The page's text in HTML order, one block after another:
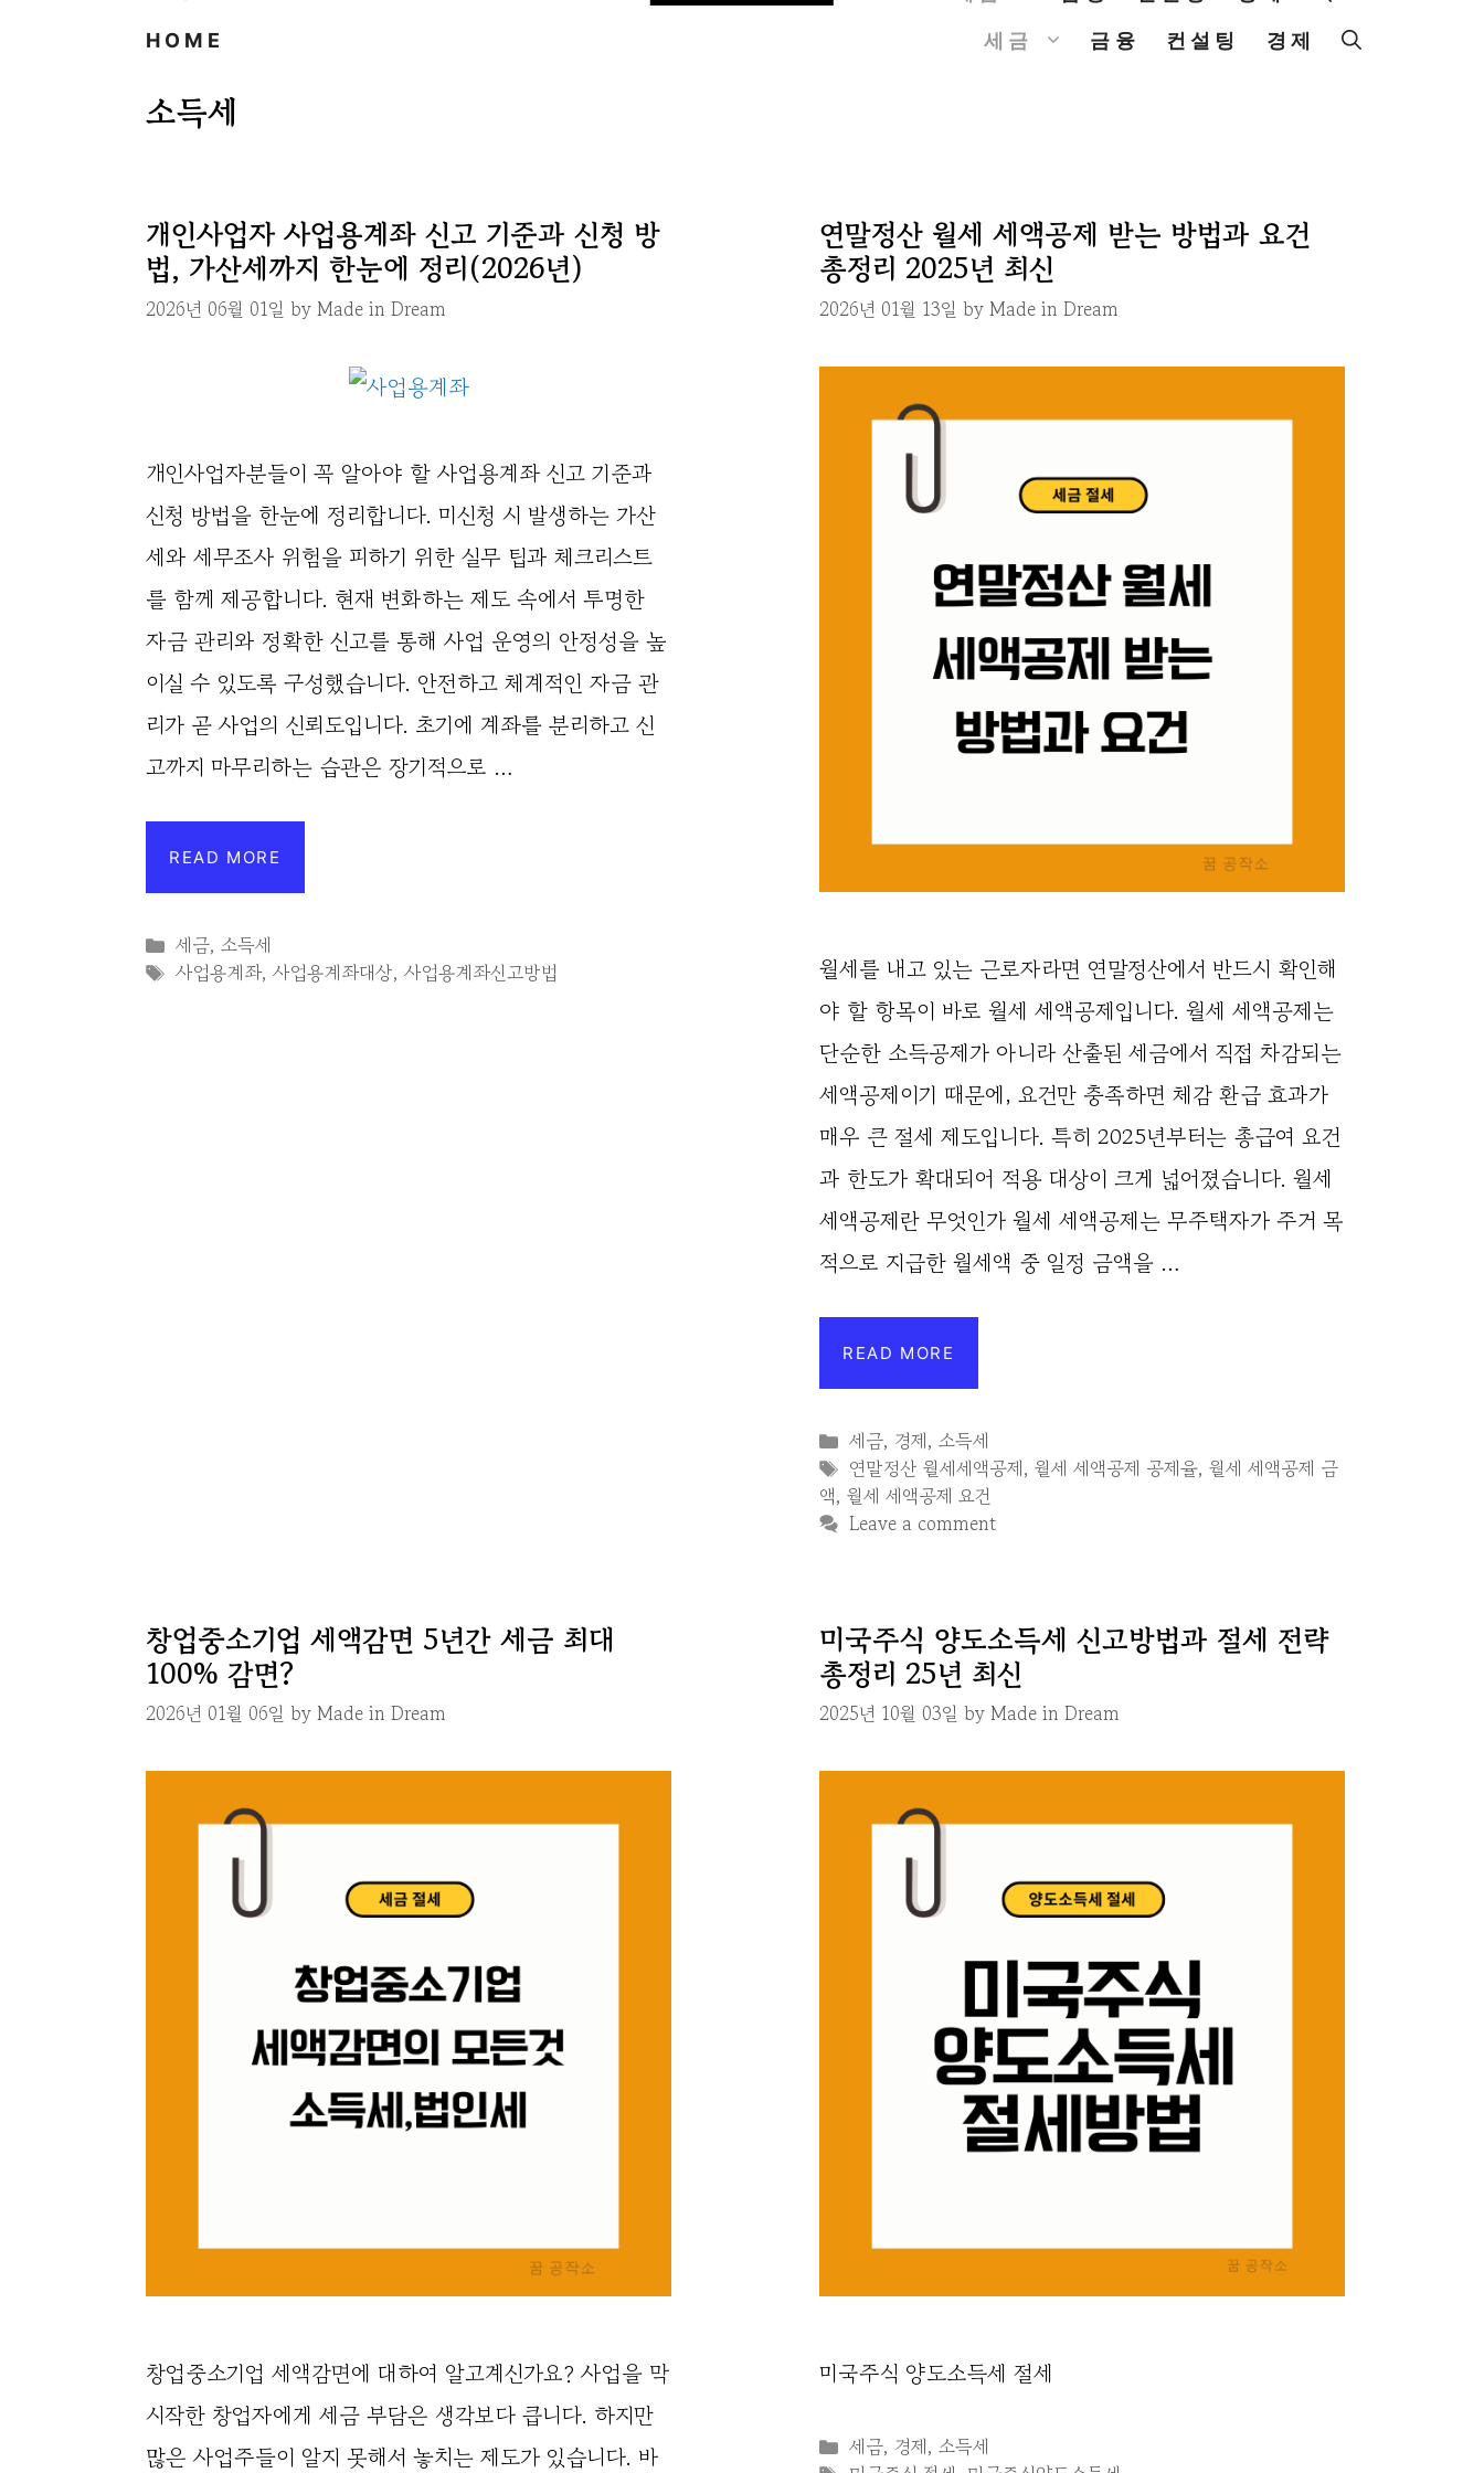
HOME 세금 금융 컨설팅 경제
소득세
개인사업자 사업용계좌 신고 기준과 신청 방
법, 가산세까지 한눈에 정리(2026년)
2026년 06월 01일 by Made in Dream
개인사업자분들이 꼭 알아야 할 사업용계좌 신고 기준과
신청 방법을 한눈에 정리합니다. 미신청 시 발생하는 가산
세와 세무조사 위험을 피하기 위한 실무 팁과 체크리스트
를 함께 제공합니다. 현재 변화하는 제도 속에서 투명한
자금 관리와 정확한 신고를 통해 사업 운영의 안정성을 높
이실 수 있도록 구성했습니다. 안전하고 체계적인 자금 관
리가 곧 사업의 신뢰도입니다. 초기에 계좌를 분리하고 신
고까지 마무리하는 습관은 장기적으로 …
READ MORE
Categories
세금,소득세
Tags
사업용계좌,사업용계좌대상,사업용계좌신고방법
연말정산 월세 세액공제 받는 방법과 요건
총정리 2025년 최신
2026년 01월 13일 by Made in Dream
월세를 내고 있는 근로자라면 연말정산에서 반드시 확인해
야 할 항목이 바로 월세 세액공제입니다. 월세 세액공제는
단순한 소득공제가 아니라 산출된 세금에서 직접 차감되는
세액공제이기 때문에, 요건만 충족하면 체감 환급 효과가
매우 큰 절세 제도입니다. 특히 2025년부터는 총급여 요건
과 한도가 확대되어 적용 대상이 크게 넓어졌습니다. 월세
세액공제란 무엇인가 월세 세액공제는 무주택자가 주거 목
적으로 지급한 월세액 중 일정 금액을 …
READ MORE
Categories
세금, 경제,소득세
Tags
연말정산 월세세액공제,월세 세액공제 공제율,월세 세액공제 금
액, 월세 세액공제 요건
Leave a comment
창업중소기업 세액감면 5년간 세금 최대
100% 감면?
2026년 01월 06일 by Made in Dream
창업중소기업 세액감면에 대하여 알고계신가요? 사업을 막
시작한 창업자에게 세금 부담은 생각보다 큽니다. 하지만
많은 사업주들이 알지 못해서 놓치는 제도가 있습니다. 바
미국주식 양도소득세 신고방법과 절세 전략
총정리 25년 최신
2025년 10월 03일 by Made in Dream
미국주식 양도소득세 절세
Categories
세금, 경제,소득세